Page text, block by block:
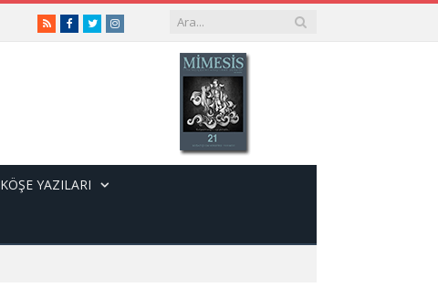
RSSFacebook
TwitterInstagram
KÖŞE YAZILARI